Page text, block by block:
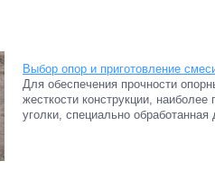
Выбор опор и приготовление
Для обеспечения прочности
жесткости конструкции,
уголки, специально